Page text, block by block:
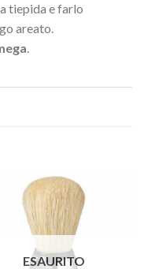
tiepida e farlo
areato.
.
ESAURITO